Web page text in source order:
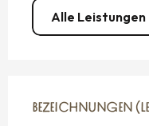
Alle Leistungen
BEZEICHNUNGEN
BEZEICHNUNGEN